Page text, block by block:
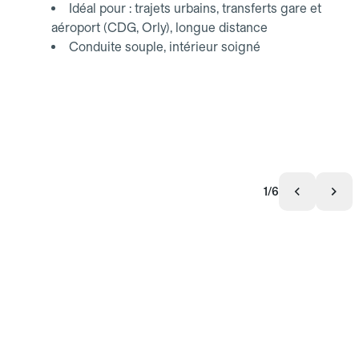
Idéal pour : trajets urbains, transferts gare et
aéroport (CDG, Orly), longue distance
Conduite souple, intérieur soigné
1/6